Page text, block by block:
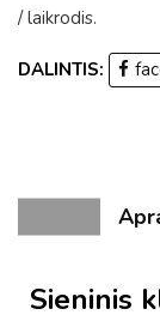
/laikrodis.
DALINTIS:
Sieninis